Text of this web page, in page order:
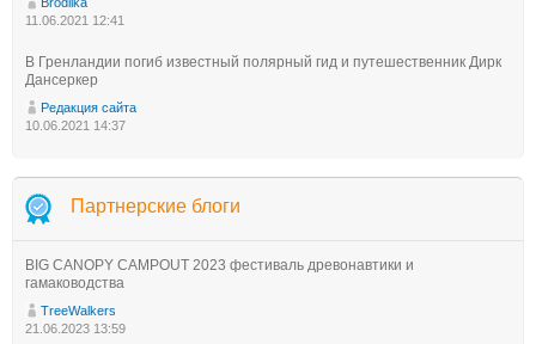
11.06.2021 12:41
В Гренландии погиб известный полярный гид и путешественник Дирк
Дансеркер
Редакция сайта
10.06.2021 14:37
Партнерские блоги
BIG CANOPY CAMPOUT 2023 фестиваль древонавтики и
гамаководства
TreeWalkers
21.06.2023 13:59